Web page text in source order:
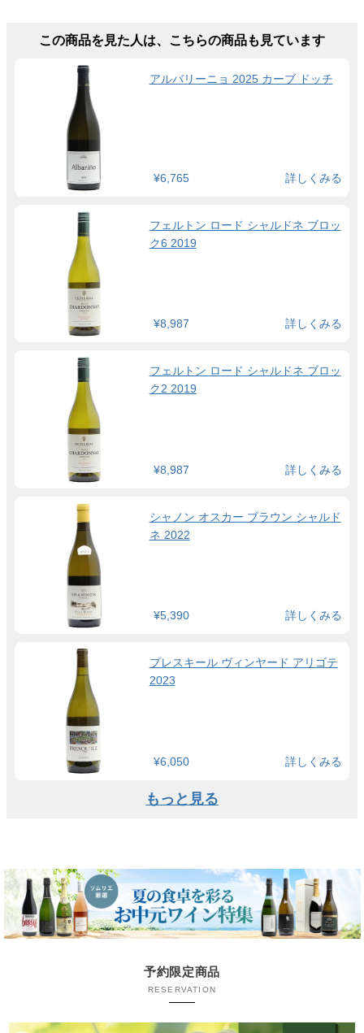
この商品を見た人は、こちらの商品も見ています
アルバリーニョ 2025 カーブ ドッチ
¥6,765 詳しくみる
フェルトン ロード シャルドネ ブロッ
ク6 2019
¥8,987 詳しくみる
フェルトン ロード シャルドネ ブロッ
ク2 2019
¥8,987 詳しくみる
シャノン オスカー ブラウン シャルド
ネ 2022
¥5,390 詳しくみる
プレスキール ヴィンヤード アリゴテ
2023
¥6,050 詳しくみる
もっと見る
予約限定商品
RESERVATION